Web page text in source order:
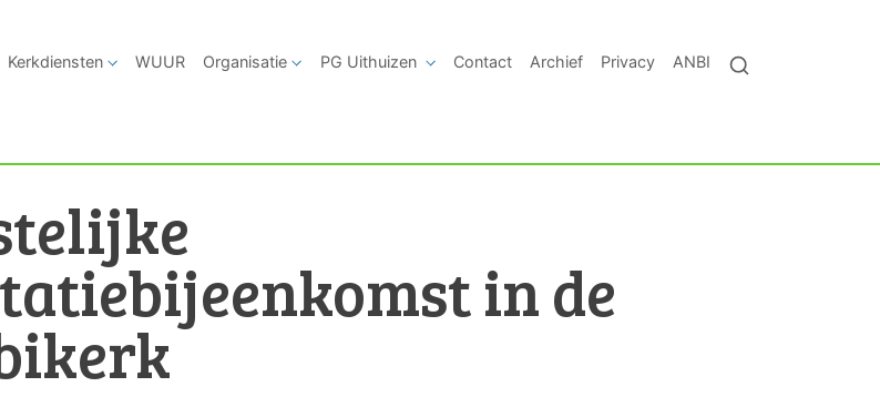
Kerkdiensten WUUR Organisatie PG Uithuizen Contact Archief Privacy ANBI
in de